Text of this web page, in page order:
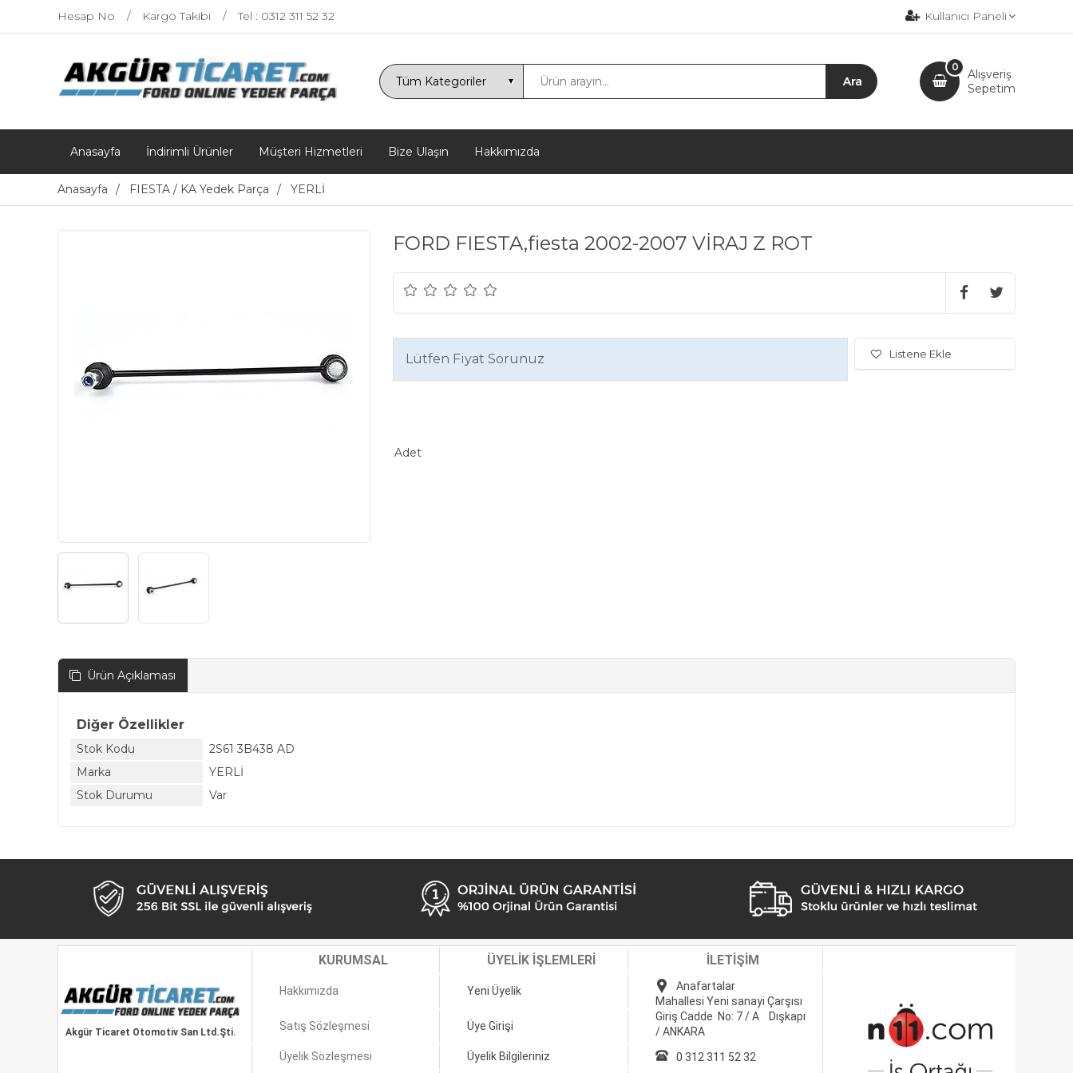
Hesap No Kargo Takibi Tel : 0312 311 52 32 Kullanıcı Paneli
Alışveriş
Sepetim
0
Anasayfa İndirimli Ürünler Müşteri Hizmetleri Bize Ulaşın Hakkımızda
Anasayfa FIESTA / KA Yedek Parça YERLİ
FORD FIESTA,fiesta 2002-2007 VİRAJ Z ROT
Lütfen Fiyat Sorunuz
Adet
Listene Ekle
Ürün Açıklaması
Diğer Özellikler
Stok Kodu
2S61 3B438 AD
Marka
YERLİ
Stok Durumu
Var
Akgür Ticaret Otomotiv San Ltd.Şti.
KURUMSAL ÜYELİK İŞLEMLERİ İLETİŞİM
Hakkımızda Yeni Üyelik
Anafartalar
Mahallesi Yeni sanayi Çarşısı
Giriş Cadde No: 7 / A Dışkapı
/ ANKARA
Satış Sözleşmesi Üye Girişi
Üyelik Sözleşmesi Üyelik Bilgileriniz 0 312 311 52 32